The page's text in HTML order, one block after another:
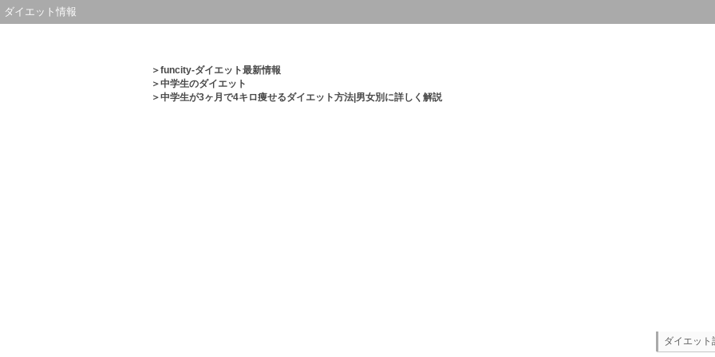
ダイエット情報
＞funcity-ダイエット最新情報
＞中学生のダイエット
＞中学生が3ヶ月で4キロ痩せるダイエット方法|男女別に詳しく解説
ダイエット